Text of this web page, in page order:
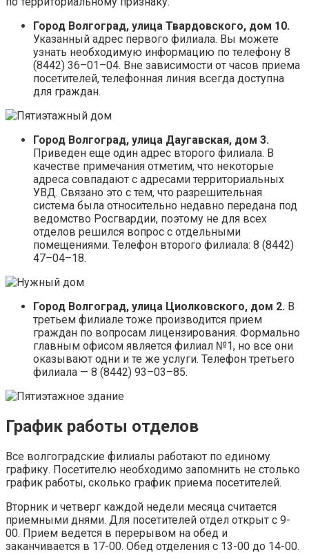
Город Волгоград, улица Твардовского, дом 10.
Указанный адрес первого филиала. Вы можете
узнать необходимую информацию по телефону 8
(8442) 36–01–04. Вне зависимости от часов приема
посетителей, телефонная линия всегда доступна
для граждан.
Город Волгоград, улица Даугавская, дом 3.
Приведен еще один адрес второго филиала. В
качестве примечания отметим, что некоторые
адреса совпадают с адресами территориальных
УВД. Связано это с тем, что разрешительная
система была относительно недавно передана под
ведомство Росгвардии, поэтому не для всех
отделов решился вопрос с отдельными
помещениями. Телефон второго филиала: 8 (8442)
47–04–18.
Город Волгоград, улица Циолковского, дом 2. В
третьем филиале тоже производится прием
граждан по вопросам лицензирования. Формально
главным офисом является филиал №1, но все они
оказывают одни и те же услуги. Телефон третьего
филиала — 8 (8442) 93–03–85.
График работы отделов
Все волгоградские филиалы работают по единому
графику. Посетителю необходимо запомнить не столько
график работы, сколько график приема посетителей.
Вторник и четверг каждой недели месяца считается
приемными днями. Для посетителей отдел открыт с 9-
00. Прием ведется в перерывом на обед и
заканчивается в 17-00. Обед отделения с 13-00 до 14-00.